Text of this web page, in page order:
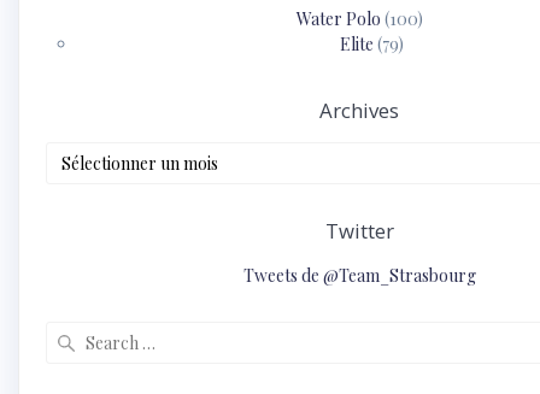
Water Polo (100)
Elite (79)
Archives
Twitter
Tweets de @Team_Strasbourg